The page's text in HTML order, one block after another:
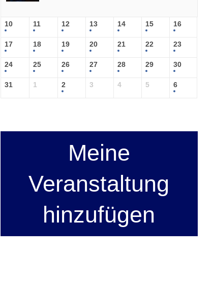
10 11 12 13 14 15 16
17 18 19 20 21 22 23
24 25 26 27 28 29 30
31 1 2 3 4 5 6
Meine
Veranstaltung
hinzufügen